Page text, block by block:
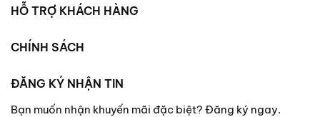
HỖ TRỢ KHÁCH HÀNG
CHÍNH SÁCH
ĐĂNG KÝ NHẬN TIN
Bạn muốn nhận khuyến mãi đặc biệt? Đăng ký ngay.